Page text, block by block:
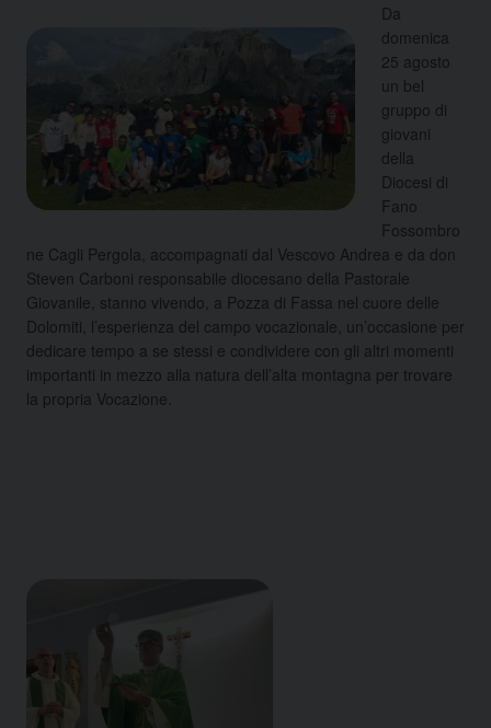
Da
domenica
25 agosto
un bel
gruppo di
giovani
della
Diocesi di
Fano
Fossombro
ne Cagli Pergola, accompagnati dal Vescovo Andrea e da don
Steven Carboni responsabile diocesano della Pastorale
Giovanile, stanno vivendo, a Pozza di Fassa nel cuore delle
Dolomiti, l’esperienza del campo vocazionale, un’occasione per
dedicare tempo a se stessi e condividere con gli altri momenti
importanti in mezzo alla natura dell’alta montagna per trovare
la propria Vocazione.